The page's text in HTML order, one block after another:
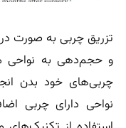
تزریق چربی به صورت
و حجم‌دهی به نواحی
چربی‌های خود بدن
نواحی دارای چربی